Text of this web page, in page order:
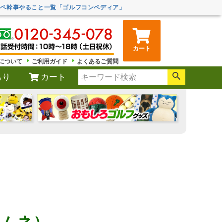
幹事やること一覧「ゴルフコンペディア」
カート
ついて
ご利用ガイド よくあるご質問
カート